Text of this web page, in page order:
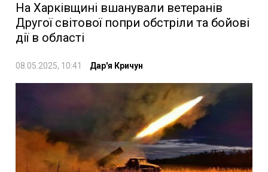
На Харківщині вшанували ветеранів
Другої світової попри обстріли та бойові
дії в області
08.05.2025, 10:41 Дар'я Кричун